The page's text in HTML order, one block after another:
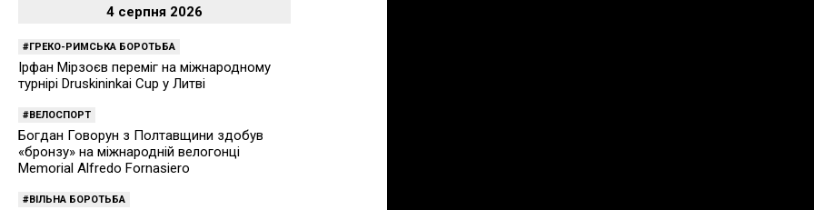
4 серпня 2026
ГРЕКО-РИМСЬКА БОРОТЬБА
Ірфан Мірзоєв переміг на міжнародному
турнірі Druskininkai Cup у Литві
ВЕЛОСПОРТ
Богдан Говорун з Полтавщини здобув
«бронзу» на міжнародній велогонці
Memorial Alfredo Fornasiero
ВІЛЬНА БОРОТЬБА